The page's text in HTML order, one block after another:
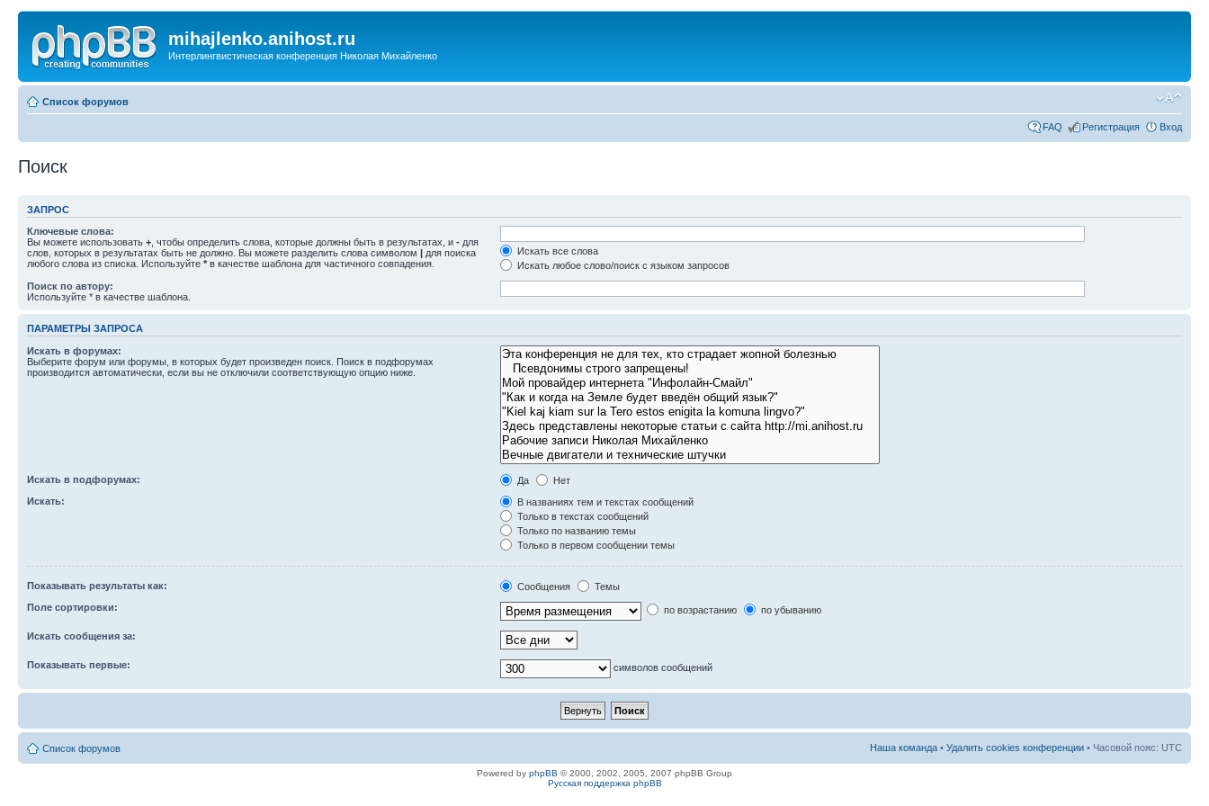
mihajlenko.anihost.ru
Интерлингвистическая конференция Николая Михайленко
Список форумов
FAQ Регистрация Вход
Поиск
ЗАПРОС
Ключевые слова:
Вы можете использовать + , чтобы определить слова, которые должны быть в результатах, и - для
слов, которых в результатах быть не должно. Вы можете разделить слова символом | для поиска
любого слова из списка. Используйте * в качестве шаблона для частичного совпадения.
Искать все слова
Искать любое слово/поиск с языком запросов
Поиск по автору:
Используйте * в качестве шаблона.
ПАРАМЕТРЫ ЗАПРОСА
Искать в форумах:
Выберите форум или форумы, в которых будет произведен поиск. Поиск в подфорумах
производится автоматически, если вы не отключили соответствующую опцию ниже.
Искать в подфорумах: Да
Нет
Искать:
В названиях тем и текстах сообщений
Только в текстах сообщений
Только по названию темы
Только в первом сообщении темы
Показывать результаты как: Сообщения
Темы
Поле сортировки:
по возрастанию по убыванию
Искать сообщения за:
Показывать первые: символов сообщений
Список форумов Наша команда • Удалить cookies конференции • Часовой пояс: UTC
Powered by phpBB © 2000, 2002, 2005, 2007 phpBB Group
Русская поддержка phpBB